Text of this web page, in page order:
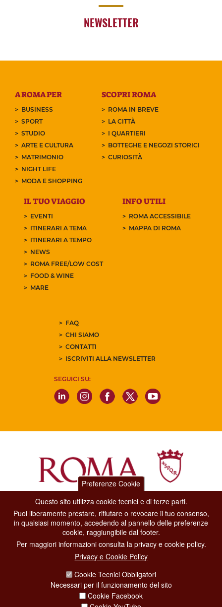
NEWSLETTER
A ROMA PER
BUSINESS
SPORT
STUDIO
ARTE E CULTURA
MATRIMONIO
NIGHT LIFE
MODA E SHOPPING
SCOPRI ROMA
ROMA IN BREVE
LA CITTÀ
I QUARTIERI
BOTTEGHE E NEGOZI STORICI
CURIOSITÀ
IL TUO VIAGGIO
EVENTI
ITINERARI A TEMA
ITINERARI A TEMPO
NEWS
ROMA FREE/LOW COST
FOOD & WINE
MARE
INFO UTILI
ROMA ACCESSIBILE
MAPPA DI ROMA
FAQ
CHI SIAMO
CONTATTI
ISCRIVITI ALLA NEWSLETTER
SEGUICI SU:
Dipartimento Grandi Eventi, Sport, Turismo e Moda.
Via di San Basilio, 51
00187 Roma
CONTACT CENTER TEL. 06 06 08
CONTATTA LA REDAZIONE
Preferenze Cookie
Questo sito utilizza cookie tecnici e di terze parti.
Puoi liberamente prestare, rifiutare o revocare il tuo consenso,
in qualsiasi momento, accedendo al pannello delle preferenze
cookie, raggiungibile dal footer.
Per maggiori informazioni consulta la privacy e cookie policy.
Privacy e Cookie Policy
Cookie Tecnici Obbligatori
Necessari per il funzionamento del sito
Cookie Facebook